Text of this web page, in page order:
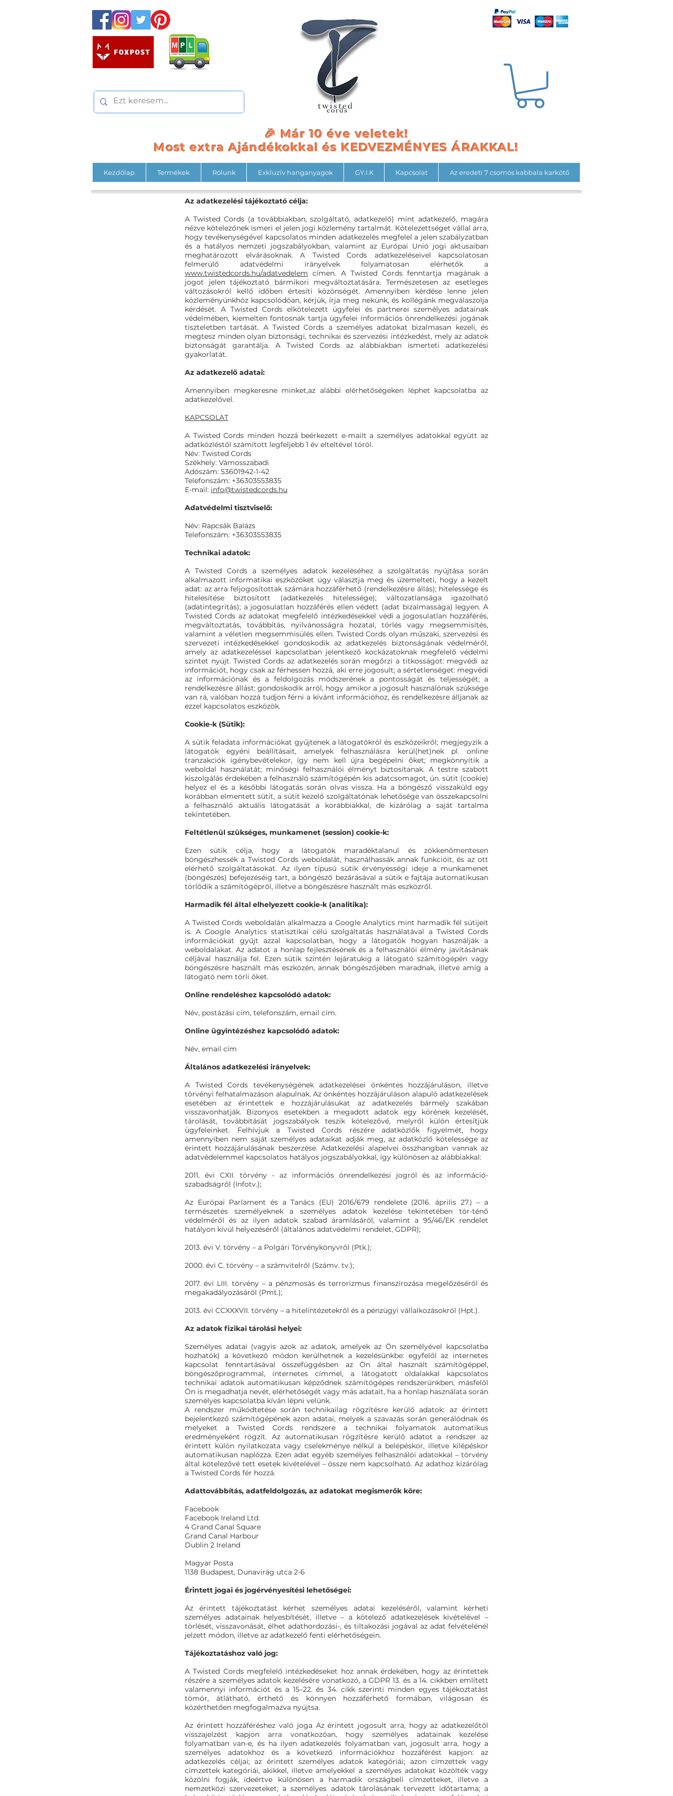
🎉 Már 10 éve veletek!
Most extra Ajándékokkal és KEDVEZMÉNYES ÁRAKKAL!
Kezdőlap Termékek Rólunk Exkluzív hanganyagok GY.I.K Kapcsolat Az eredeti 7 csomós kabbala karkötő
Az adatkezelési tájékoztató célja:
A Twisted Cords (a továbbiakban, szolgáltató, adatkezelő) mint adatkezelő, magára
nézve kötelezőnek ismeri el jelen jogi közlemény tartalmát. Kötelezettséget vállal arra,
hogy tevékenységével kapcsolatos minden adatkezelés megfelel a jelen szabályzatban
és a hatályos nemzeti jogszabályokban, valamint az Európai Unió jogi aktusaiban
meghatározott elvárásoknak. A Twisted Cords adatkezeléseivel kapcsolatosan
felmerülő adatvédelmi irányelvek folyamatosan elérhetők a
www.twistedcords.hu/adatvedelem címen. A Twisted Cords fenntartja magának a
jogot jelen tájékoztató bármikori megváltoztatására. Természetesen az esetleges
változásokról kellő időben értesíti közönségét. Amennyiben kérdése lenne jelen
közleményünkhöz kapcsolódóan, kérjük, írja meg nekünk, és kollégánk megválaszolja
kérdését. A Twisted Cords elkötelezett ügyfelei és partnerei személyes adatainak
védelmében, kiemelten fontosnak tartja ügyfelei információs önrendelkezési jogának
tiszteletben tartását. A Twisted Cords a személyes adatokat bizalmasan kezeli, és
megtesz minden olyan biztonsági, technikai és szervezési intézkedést, mely az adatok
biztonságát garantálja. A Twisted Cords az alábbiakban ismerteti adatkezelési
gyakorlatát.
Az adatkezelő adatai:
Amennyiben megkeresne minket,az alábbi elérhetőségeken léphet kapcsolatba az
adatkezelővel.
KAPCSOLAT
A Twisted Cords minden hozzá beérkezett e-mailt a személyes adatokkal együtt az
adatközléstől számított legfeljebb 1 év elteltével töröl.
Név: Twisted Cords
Székhely: Vámosszabadi
Adószám: 53601942-1-42
Telefonszám: +36303553835
E-mail: info@twistedcords.hu
Adatvédelmi tisztviselő:
Név: Rapcsák Balázs
Telefonszám: +36303553835
Technikai adatok:
A Twisted Cords a személyes adatok kezeléséhez a szolgáltatás nyújtása során
alkalmazott informatikai eszközöket úgy választja meg és üzemelteti, hogy a kezelt
adat: az arra feljogosítottak számára hozzáférhető (rendelkezésre állás); hitelessége és
hitelesítése biztosított (adatkezelés hitelessége); változatlansága igazolható
(adatintegritás); a jogosulatlan hozzáférés ellen védett (adat bizalmassága) legyen. A
Twisted Cords az adatokat megfelelő intézkedésekkel védi a jogosulatlan hozzáférés,
megváltoztatás, továbbítás, nyilvánosságra hozatal, törlés vagy megsemmisítés,
valamint a véletlen megsemmisülés ellen. Twisted Cords olyan műszaki, szervezési és
szervezeti intézkedésekkel gondoskodik az adatkezelés biztonságának védelméről,
amely az adatkezeléssel kapcsolatban jelentkező kockázatoknak megfelelő védelmi
szintet nyújt. Twisted Cords az adatkezelés során megőrzi a titkosságot: megvédi az
információt, hogy csak az férhessen hozzá, aki erre jogosult; a sértetlenséget: megvédi
az információnak és a feldolgozás módszerének a pontosságát és teljességét; a
rendelkezésre állást: gondoskodik arról, hogy amikor a jogosult használónak szüksége
van rá, valóban hozzá tudjon férni a kívánt információhoz, és rendelkezésre álljanak az
ezzel kapcsolatos eszközök.
Cookie-k (Sütik):
A sütik feladata információkat gyűjtenek a látogatókról és eszközeikről; megjegyzik a
látogatók egyéni beállításait, amelyek felhasználásra kerül(het)nek pl. online
tranzakciók igénybevételekor, így nem kell újra begépelni őket; megkönnyítik a
weboldal használatát; minőségi felhasználói élményt biztosítanak. A testre szabott
kiszolgálás érdekében a felhasználó számítógépén kis adatcsomagot, ún. sütit (cookie)
helyez el és a későbbi látogatás során olvas vissza. Ha a böngésző visszaküld egy
korábban elmentett sütit, a sütit kezelő szolgáltatónak lehetősége van összekapcsolni
a felhasználó aktuális látogatását a korábbiakkal, de kizárólag a saját tartalma
tekintetében.
Feltétlenül szükséges, munkamenet (session) cookie-k:
Ezen sütik célja, hogy a látogatók maradéktalanul és zökkenőmentesen
böngészhessék a Twisted Cords weboldalát, használhassák annak funkcióit, és az ott
elérhető szolgáltatásokat. Az ilyen típusú sütik érvényességi ideje a munkamenet
(böngészés) befejezéséig tart, a böngésző bezárásával a sütik e fajtája automatikusan
törlődik a számítógépről, illetve a böngészésre használt más eszközről.
Harmadik fél által elhelyezett cookie-k (analitika):
A Twisted Cords weboldalán alkalmazza a Google Analytics mint harmadik fél sütijeit
is. A Google Analytics statisztikai célú szolgáltatás használatával a Twisted Cords
információkat gyűjt azzal kapcsolatban, hogy a látogatók hogyan használják a
weboldalakat. Az adatot a honlap fejlesztésének és a felhasználói élmény javításának
céljával használja fel. Ezen sütik szintén lejáratukig a látogató számítógépén vagy
böngészésre használt más eszközén, annak böngészőjében maradnak, illetve amíg a
látogató nem törli őket.
Online rendeléshez kapcsolódó adatok:
Név, postázási cím, telefonszám, email cím.
Online ügyintézéshez kapcsolódó adatok:
Név, email cím
Általános adatkezelési irányelvek:
A Twisted Cords tevékenységének adatkezelései önkéntes hozzájáruláson, illetve
törvényi felhatalmazáson alapulnak. Az önkéntes hozzájáruláson alapuló adatkezelések
esetében az érintettek e hozzájárulásukat az adatkezelés bármely szakában
visszavonhatják. Bizonyos esetekben a megadott adatok egy körének kezelését,
tárolását, továbbítását jogszabályok teszik kötelezővé, melyről külön értesítjük
ügyfeleinket. Felhívjuk a Twisted Cords részére adatközlők figyelmét, hogy
amennyiben nem saját személyes adataikat adják meg, az adatközlő kötelessége az
érintett hozzájárulásának beszerzése. Adatkezelési alapelvei összhangban vannak az
adatvédelemmel kapcsolatos hatályos jogszabályokkal, így különösen az alábbiakkal:
2011. évi CXII. törvény - az információs önrendelkezési jogról és az információ-
szabadságról (Infotv.);
Az Európai Parlament és a Tanács (EU) 2016/679 rendelete (2016. április 27.) – a
természetes személyeknek a személyes adatok kezelése tekintetében tör-ténő
védelméről és az ilyen adatok szabad áramlásáról, valamint a 95/46/EK rendelet
hatályon kívül helyezéséről (általános adatvédelmi rendelet, GDPR);
2013. évi V. törvény – a Polgári Törvénykönyvről (Ptk.);
2000. évi C. törvény – a számvitelről (Számv. tv.);
2017. évi LIII. törvény – a pénzmosás és terrorizmus finanszírozása megelőzéséről és
megakadályozásáról (Pmt.);
2013. évi CCXXXVII. törvény – a hitelintézetekről és a pénzügyi vállalkozásokról (Hpt.).
Az adatok fizikai tárolási helyei:
Személyes adatai (vagyis azok az adatok, amelyek az Ön személyével kapcsolatba
hozhatók) a következő módon kerülhetnek a kezelésünkbe: egyfelől az internetes
kapcsolat fenntartásával összefüggésben az Ön által használt számítógéppel,
böngészőprogrammal, internetes címmel, a látogatott oldalakkal kapcsolatos
technikai adatok automatikusan képződnek számítógépes rendszerünkben, másfelől
Ön is megadhatja nevét, elérhetőségét vagy más adatait, ha a honlap használata során
személyes kapcsolatba kíván lépni velünk.
A rendszer működtetése során technikailag rögzítésre kerülő adatok: az érintett
bejelentkező számítógépének azon adatai, melyek a szavazás során generálódnak és
melyeket a Twisted Cords rendszere a technikai folyamatok automatikus
eredményeként rögzít. Az automatikusan rögzítésre kerülő adatot a rendszer az
érintett külön nyilatkozata vagy cselekménye nélkül a belépéskor, illetve kilépéskor
automatikusan naplózza. Ezen adat egyéb személyes felhasználói adatokkal – törvény
által kötelezővé tett esetek kivételével – össze nem kapcsolható. Az adathoz kizárólag
a Twisted Cords fér hozzá.
Adattovábbítás, adatfeldolgozás, az adatokat megismerők köre:
Facebook
Facebook Ireland Ltd.
4 Grand Canal Square
Grand Canal Harbour
Dublin 2 Ireland
Magyar Posta
1138 Budapest, Dunavirág utca 2-6
Érintett jogai és jogérvényesítési lehetőségei:
Az érintett tájékoztatást kérhet személyes adatai kezeléséről, valamint kérheti
személyes adatainak helyesbítését, illetve – a kötelező adatkezelések kivételével –
törlését, visszavonását, élhet adathordozási-, és tiltakozási jogával az adat felvételénél
jelzett módon, illetve az adatkezelő fenti elérhetőségein.
Tájékoztatáshoz való jog:
A Twisted Cords megfelelő intézkedéseket hoz annak érdekében, hogy az érintettek
részére a személyes adatok kezelésére vonatkozó, a GDPR 13. és a 14. cikkben említett
valamennyi információt és a 15–22. és 34. cikk szerinti minden egyes tájékoztatást
tömör, átlátható, érthető és könnyen hozzáférhető formában, világosan és
közérthetően megfogalmazva nyújtsa.
Az érintett hozzáféréshez való joga Az érintett jogosult arra, hogy az adatkezelőtől
visszajelzést kapjon arra vonatkozóan, hogy személyes adatainak kezelése
folyamatban van-e, és ha ilyen adatkezelés folyamatban van, jogosult arra, hogy a
személyes adatokhoz és a következő információkhoz hozzáférést kapjon: az
adatkezelés céljai; az érintett személyes adatok kategóriái; azon címzettek vagy
címzettek kategóriái, akikkel, illetve amelyekkel a személyes adatokat közölték vagy
közölni fogják, ideértve különösen a harmadik országbeli címzetteket, illetve a
nemzetközi szervezeteket; a személyes adatok tárolásának tervezett időtartama; a